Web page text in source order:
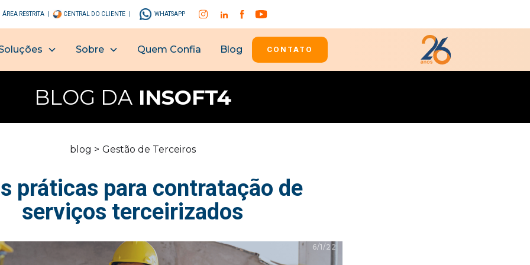
ÁREA RESTRITA | CENTRAL DO CLIENTE | WHATSAPP
Sobre Quem Confia Blog CONTATO
BLOG DAINSOFT4
blog > Gestão de Terceiros
práticas para contratação de
serviços terceirizados
6/1/22